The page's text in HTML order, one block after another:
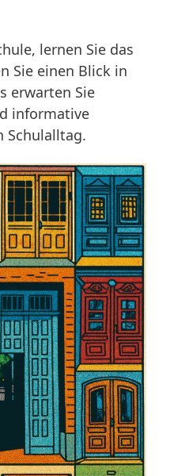
lernen Sie das
Sie einen Blick in
erwarten Sie
informative
Schulalltag.